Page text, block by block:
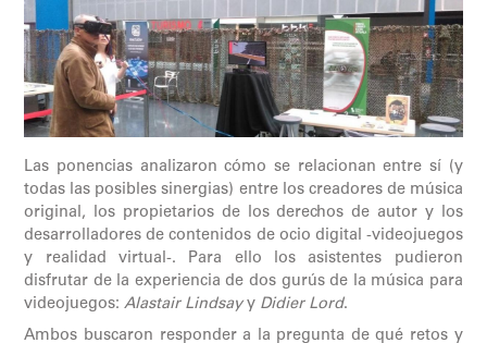
Las ponencias analizaron cómo se relacionan entre sí (y
todas las posibles sinergias) entre los creadores de música
original, los propietarios de los derechos de autor y los
desarrolladores de contenidos de ocio digital -videojuegos
y realidad virtual-. Para ello los asistentes pudieron
disfrutar de la experiencia de dos gurús de la música para
videojuegos:Alastair Lindsayy Didier Lord.
Ambos buscaron responder a la pregunta de qué retos y